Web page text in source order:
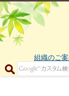
組織のご